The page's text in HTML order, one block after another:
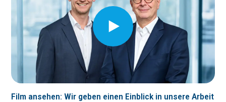
Film ansehen: Wir geben einen Einblick in unsere Arbeit